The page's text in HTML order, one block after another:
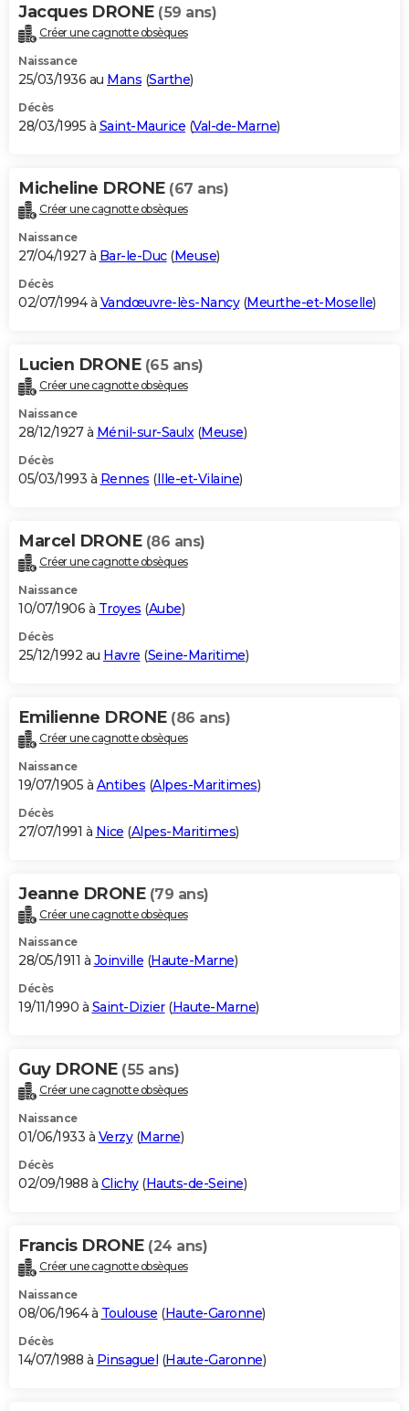
Jacques DRONE (59 ans)
Créer une cagnotte obsèques
Naissance
25/03/1936 au Mans (Sarthe)
Décès
28/03/1995 à Saint-Maurice (Val-de-Marne)
Micheline DRONE (67 ans)
Créer une cagnotte obsèques
Naissance
27/04/1927 à Bar-le-Duc(Meuse)
Décès
02/07/1994 à Vandœuvre-lès-Nancy(Meurthe-et-Moselle)
Lucien DRONE (65 ans)
Créer une cagnotte obsèques
Naissance
28/12/1927 à Ménil-sur-Saulx(Meuse)
Décès
05/03/1993 à Rennes (Ille-et-Vilaine)
Marcel DRONE (86 ans)
Créer une cagnotte obsèques
Naissance
10/07/1906 à Troyes (Aube)
Décès
25/12/1992 au Havre (Seine-Maritime)
Emilienne DRONE (86 ans)
Créer une cagnotte obsèques
Naissance
19/07/1905 à Antibes (Alpes-Maritimes)
Décès
27/07/1991 à Nice (Alpes-Maritimes)
Jeanne DRONE (79 ans)
Créer une cagnotte obsèques
Naissance
28/05/1911 à Joinville (Haute-Marne)
Décès
19/11/1990 à Saint-Dizier(Haute-Marne)
Guy DRONE (55 ans)
Créer une cagnotte obsèques
Naissance
01/06/1933 à Verzy(Marne)
Décès
02/09/1988 à Clichy(Hauts-de-Seine)
Francis DRONE (24 ans)
Créer une cagnotte obsèques
Naissance
08/06/1964 à Toulouse (Haute-Garonne)
Décès
14/07/1988 à Pinsaguel (Haute-Garonne)